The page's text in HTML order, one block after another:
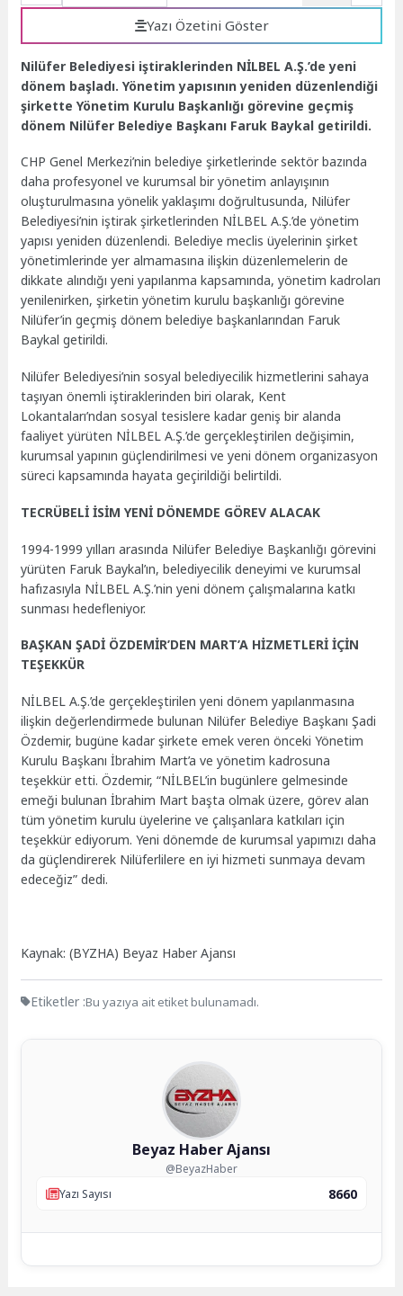
Yazı Özetini Göster
Nilüfer Belediyesi iştiraklerinden NİLBEL A.Ş.’de yeni
dönem başladı. Yönetim yapısının yeniden düzenlendiği
şirkette Yönetim Kurulu Başkanlığı görevine geçmiş
dönem Nilüfer Belediye Başkanı Faruk Baykal getirildi.
CHP Genel Merkezi’nin belediye şirketlerinde sektör bazında
daha profesyonel ve kurumsal bir yönetim anlayışının
oluşturulmasına yönelik yaklaşımı doğrultusunda, Nilüfer
Belediyesi’nin iştirak şirketlerinden NİLBEL A.Ş.’de yönetim
yapısı yeniden düzenlendi. Belediye meclis üyelerinin şirket
yönetimlerinde yer almamasına ilişkin düzenlemelerin de
dikkate alındığı yeni yapılanma kapsamında, yönetim kadroları
yenilenirken, şirketin yönetim kurulu başkanlığı görevine
Nilüfer’in geçmiş dönem belediye başkanlarından Faruk
Baykal getirildi.
Nilüfer Belediyesi’nin sosyal belediyecilik hizmetlerini sahaya
taşıyan önemli iştiraklerinden biri olarak, Kent
Lokantaları’ndan sosyal tesislere kadar geniş bir alanda
faaliyet yürüten NİLBEL A.Ş.’de gerçekleştirilen değişimin,
kurumsal yapının güçlendirilmesi ve yeni dönem organizasyon
süreci kapsamında hayata geçirildiği belirtildi.
TECRÜBELİ İSİM YENİ DÖNEMDE GÖREV ALACAK
1994-1999 yılları arasında Nilüfer Belediye Başkanlığı görevini
yürüten Faruk Baykal’ın, belediyecilik deneyimi ve kurumsal
hafızasıyla NİLBEL A.Ş.’nin yeni dönem çalışmalarına katkı
sunması hedefleniyor.
BAŞKAN ŞADİ ÖZDEMİR’DEN MART’A HİZMETLERİ İÇİN
TEŞEKKÜR
NİLBEL A.Ş.’de gerçekleştirilen yeni dönem yapılanmasına
ilişkin değerlendirmede bulunan Nilüfer Belediye Başkanı Şadi
Özdemir, bugüne kadar şirkete emek veren önceki Yönetim
Kurulu Başkanı İbrahim Mart’a ve yönetim kadrosuna
teşekkür etti. Özdemir, “NİLBEL’in bugünlere gelmesinde
emeği bulunan İbrahim Mart başta olmak üzere, görev alan
tüm yönetim kurulu üyelerine ve çalışanlara katkıları için
teşekkür ediyorum. Yeni dönemde de kurumsal yapımızı daha
da güçlendirerek Nilüferlilere en iyi hizmeti sunmaya devam
edeceğiz” dedi.
Kaynak: (BYZHA) Beyaz Haber Ajansı
Etiketler :Bu yazıya ait etiket bulunamadı.
Beyaz Haber Ajansı
@BeyazHaber
Yazı Sayısı
8660